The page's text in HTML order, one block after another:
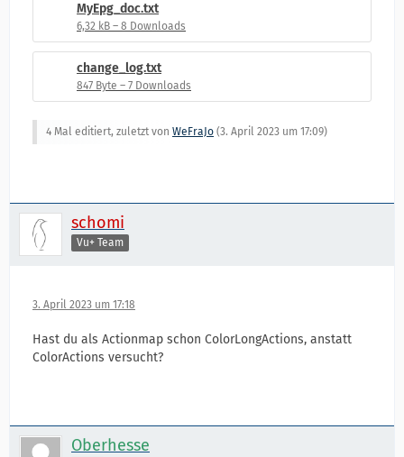
MyEpg_doc.txt
6,32 kB – 8 Downloads
change_log.txt
847 Byte – 7 Downloads
4 Mal editiert, zuletzt von WeFraJo (3. April 2023 um 17:09)
schomi
Vu+ Team
3. April 2023 um 17:18
Hast du als Actionmap schon ColorLongActions, anstatt
ColorActions versucht?
Oberhesse